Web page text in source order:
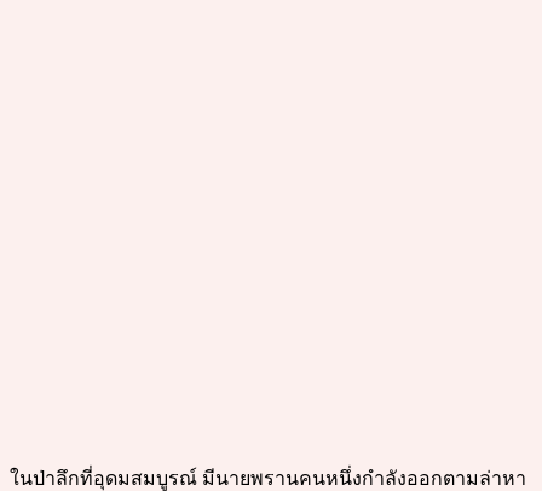
ในป่าลึกที่อุดมสมบูรณ์ มีนายพรานคนหนึ่งกำลังออกตามล่าหา